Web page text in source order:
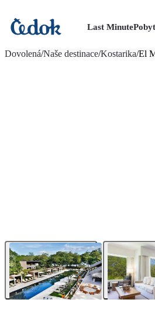
Last Minute
Dovolená/Naše destinace/Kostarika/El